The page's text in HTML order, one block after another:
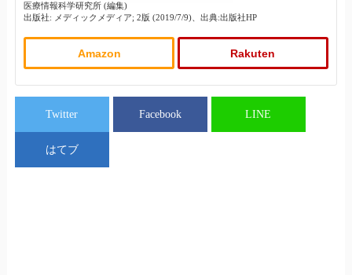
医療情報科学研究所 (編集)
出版社: メディックメディア; 2版 (2019/7/9)、出典:出版社HP
Amazon Rakuten
Twitter Facebook LINE
はてブ